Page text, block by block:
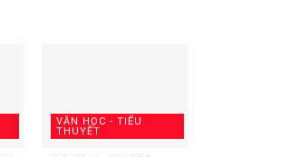
VĂN HỌC - TIỂU
THUYẾT